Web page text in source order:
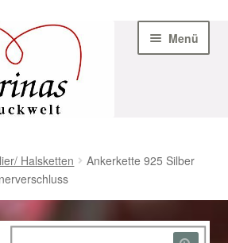
Menü
Halsketten
Ankerkette 925 Silber